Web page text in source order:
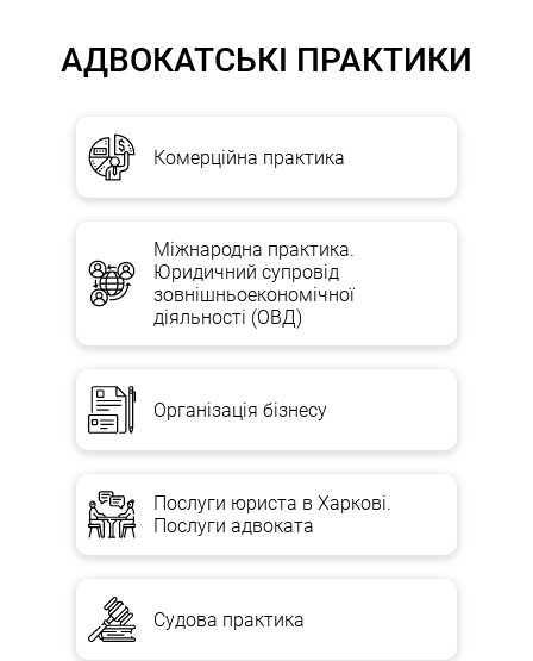
АДВОКАТСЬКІ ПРАКТИКИ
Комерційна практика
Міжнародна практика.
Юридичний супровід
зовнішньоекономічної
діяльності (ОВД)
Організація бізнесу
Послуги юриста в Харкові.
Послуги адвоката
Судова практика